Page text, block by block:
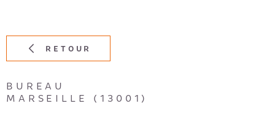
RETOUR
BUREAU
MARSEILLE (13001)